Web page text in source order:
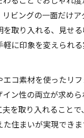
リフォームで印象を
や水回りの部分リフ
なリフォームは壁紙
ムで変わるおしゃれ
でおしゃれ度がアッ
リビングの一面だけ
を取り入れる、見せ
軽に印象を変えられ
エコ素材を使ったリ
ン性の両立が求め
夫を取り入れること
住まいが実現できま